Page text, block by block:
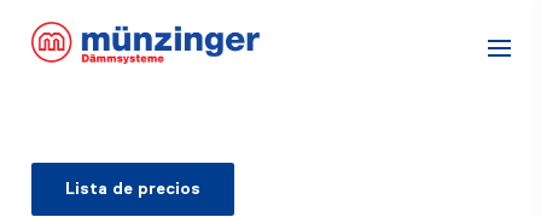
Lista de precios